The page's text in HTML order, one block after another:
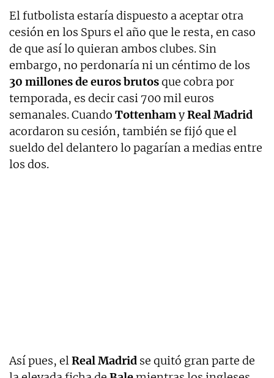
El futbolista estaría dispuesto a aceptar otra
cesión en los Spurs el año que le resta, en caso
de que así lo quieran ambos clubes. Sin
embargo, no perdonaría ni un céntimo de los
30 millones de euros brutosque cobra por
temporada, es decir casi 700 mil euros
semanales. Cuando TottenhamyReal Madrid
acordaron su cesión, también se fijó que el
sueldo del delantero lo pagarían a medias entre
los dos.
Así pues, elReal Madrid se quitó gran parte de